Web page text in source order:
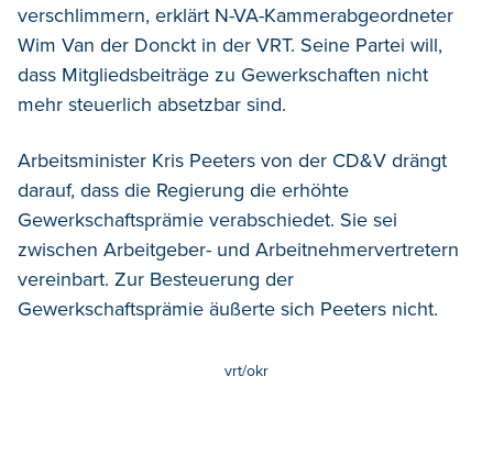
verschlimmern, erklärt N-VA-Kammerabgeordneter
Wim Van der Donckt in der VRT. Seine Partei will,
dass Mitgliedsbeiträge zu Gewerkschaften nicht
mehr steuerlich absetzbar sind.
Arbeitsminister Kris Peeters von der CD&V drängt
darauf, dass die Regierung die erhöhte
Gewerkschaftsprämie verabschiedet. Sie sei
zwischen Arbeitgeber- und Arbeitnehmervertretern
vereinbart. Zur Besteuerung der
Gewerkschaftsprämie äußerte sich Peeters nicht.
vrt/okr